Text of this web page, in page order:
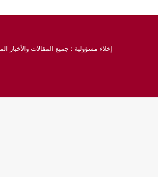
إخلاء مسؤولية : جميع المقالات